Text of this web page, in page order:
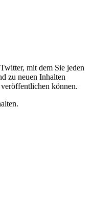
mit dem Sie jeden
zu neuen Inhalten
können.